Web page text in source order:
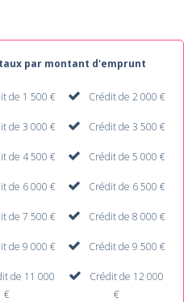
par montant d'emprunt
de 1 500 € Crédit de 2 000 €
de 3 000 € Crédit de 3 500 €
de 4 500 € Crédit de 5 000 €
de 6 000 € Crédit de 6 500 €
de 7 500 € Crédit de 8 000 €
de 9 000 € Crédit de 9 500 €
de 11 000
€
Crédit de 12 000
€